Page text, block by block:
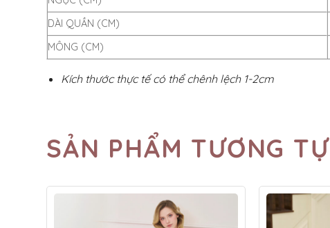
DÀI QUẦN (CM)
MÔNG (CM)
Kích thước thực tế có thể chênh lệch 1-2cm
SẢN PHẨM TƯƠNG TỰ